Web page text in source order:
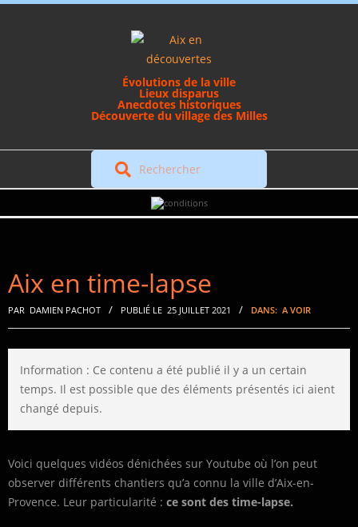
Évolutions de la ville
Lieux disparus
Anecdotes historiques
Découverte du village des Milles
Rechercher
Navigation
Aix en time-lapse
PAR DAMIEN PACHOT PUBLIÉ LE 25 JUILLET 2021 DANS: A VOIR
Information : Ce contenu a été publié il y a un certain
temps. Il est possible que des éléments présentés ici aient
changé depuis.
Voici quelques vidéos dénichées sur Youtube où l’on peut
observer différents chantiers qu’a connu la ville d’Aix-en-
Provence. Leur particularité : ce sont des time-lapse.